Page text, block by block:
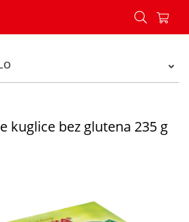
Medene kuglice bez glutena 235 g -
kuglice bez glutena 235 g